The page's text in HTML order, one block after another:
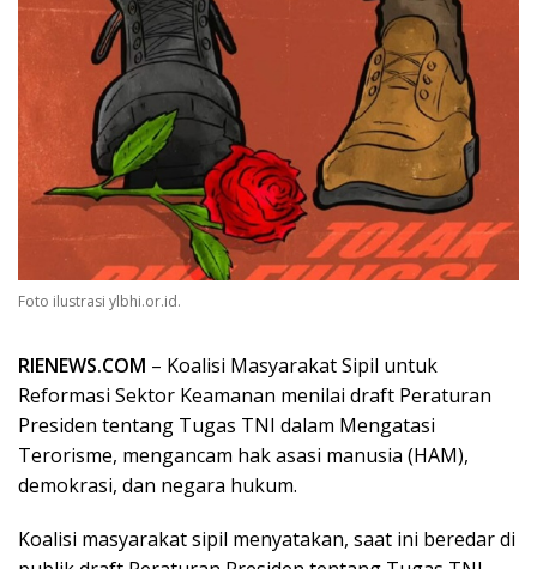
Foto ilustrasi ylbhi.or.id.
RIENEWS.COM – Koalisi Masyarakat Sipil untuk
Reformasi Sektor Keamanan menilai draft Peraturan
Presiden tentang Tugas TNI dalam Mengatasi
Terorisme, mengancam hak asasi manusia (HAM),
demokrasi, dan negara hukum.
Koalisi masyarakat sipil menyatakan, saat ini beredar di